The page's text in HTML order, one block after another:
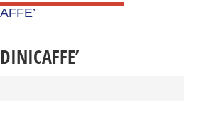
DINICAFFE’